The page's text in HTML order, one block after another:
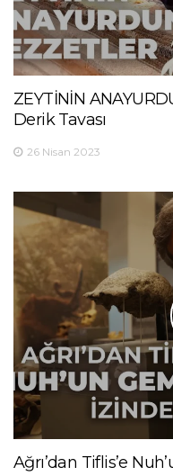
ZEYTİNİN
Derik Tavası
26 Nisan 2023
Ağrı’dan Tiflis’e